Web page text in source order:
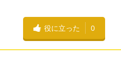
役に立った 0